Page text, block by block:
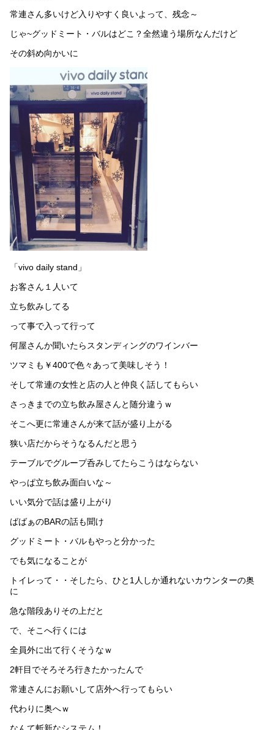
常連さん多いけど入りやすく良いよって、残念～
じゃ~グッドミート・バルはどこ？全然違う場所なんだけど
その斜め向かいに
「vivo daily stand」
お客さん１人いて
立ち飲みしてる
って事で入って行って
何屋さんか聞いたらスタンディングのワインバー
ツマミも￥400で色々あって美味しそう！
そして常連の女性と店の人と仲良く話してもらい
さっきまでの立ち飲み屋さんと随分違うｗ
そこへ更に常連さんが来て話が盛り上がる
狭い店だからそうなるんだと思う
テーブルでグループ呑みしてたらこうはならない
やっぱ立ち飲み面白いな～
いい気分で話は盛り上がり
ばばぁのBARの話も聞け
グッドミート・バルもやっと分かった
でも気になることが
トイレって・・そしたら、ひと1人しか通れないカウンターの奥
に
急な階段ありその上だと
で、そこへ行くには
全員外に出て行くそうなｗ
2軒目でそろそろ行きたかったんで
常連さんにお願いして店外へ行ってもらい
代わりに奥へｗ